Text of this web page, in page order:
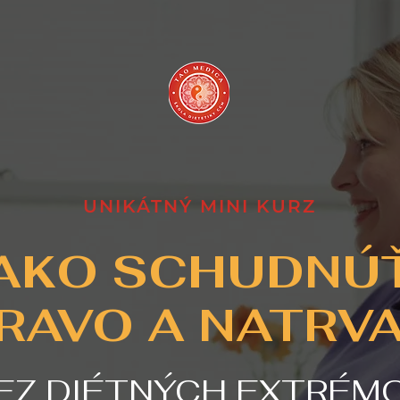
UNIKÁTNÝ MINI KURZ
A
DIÉTNÝCH